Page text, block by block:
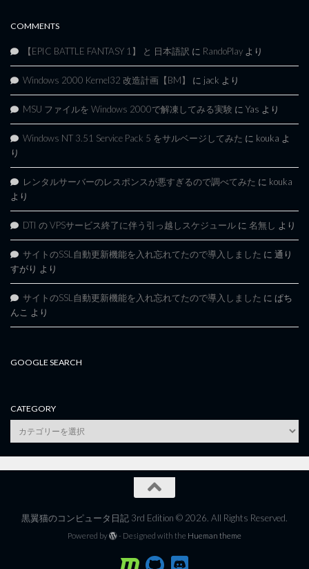
COMMENTS
【EPIC BATTLE FANTASY 1】 と 日本語訳 に RandoPlay より
Windows 2000 Kernel32 改造計画【BM】 に jack より
MSU ファイルを Windows 2000で解凍してみる実験 に Yas より
Windows NT 3.51 Service Pack 5 をサルベージしてみた に kouka よ
り
レンタルサーバーのレスポンスが悪すぎるので調べてみた に kouka
より
DTI の VPSサービス終了に伴う引っ越しスケジュール に 名無し より
サイトのSSL自動更新機能を入れ忘れてたので導入しました に 通り
すがり より
サイトのSSL自動更新機能を入れ忘れてたので導入しました に ぱち
んこ より
GOOGLE SEARCH
CATEGORY
category
黒翼猫のコンピュータ日記 3rd Edition © 2026. All Rights Reserved.
Powered by - Designed with the Hueman theme